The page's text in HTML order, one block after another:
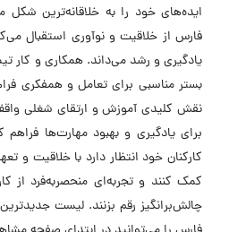
ایده‌های خود را به خلاقانه‌ترین
فارس از خلاقیت و نوآوری استقبال
یادگیری و رشد می‌داند. همکاری و کار
بستر مناسبی برای تعامل و همفکری
نقش کلیدی آموزش و ارتقای شغلی
برای یادگیری و بهبود مهارت‌ها
کارکنان خود انتظار دارد با خلاقیت و
کمک کنند و تجربه‌ای منحصربه‌فرد از
چالش‌برانگیز رقم بزنند. لیست